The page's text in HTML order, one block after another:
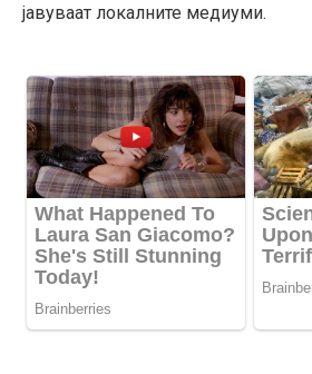
јавуваат локалните медиуми.